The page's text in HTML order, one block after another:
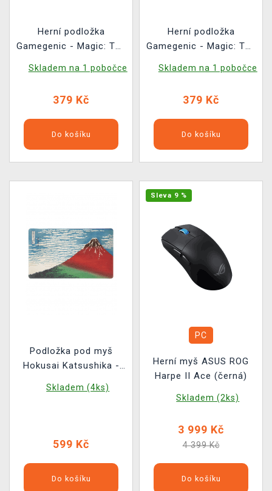
Herní podložka
Gamegenic - Magic: The
Strixhaven -
Skladem na 1 pobočce
379 Kč
Do košíku
Herní podložka
Gamegenic - Magic: The
Strixhaven - Prismari
Skladem na 1 pobočce
379 Kč
Do košíku
Podložka pod myš
Hokusai Katsushika -
Skladem (4ks)
599 Kč
Do košíku
Sleva 9 %
PC
Herní myš ASUS ROG
Harpe II Ace (černá)
Skladem (2ks)
3 999 Kč
4 399 Kč
Do košíku